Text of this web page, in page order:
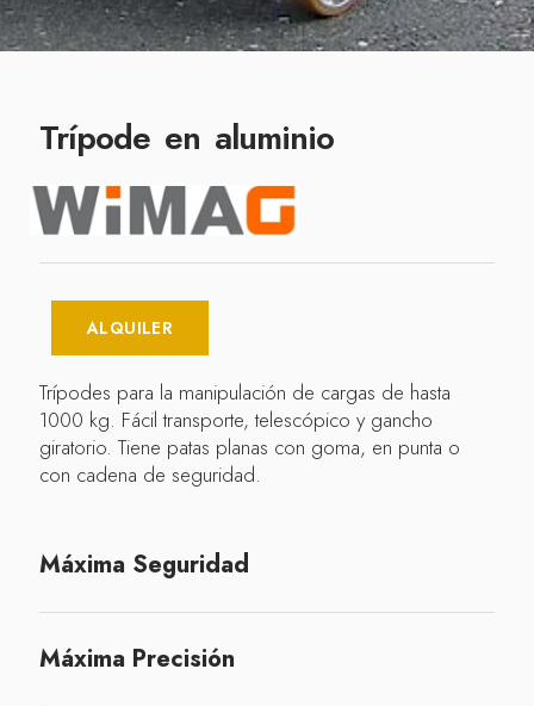
Trípode en aluminio
ALQUILER
Trípodes para la manipulación de cargas de hasta
1000 kg. Fácil transporte, telescópico y gancho
giratorio. Tiene patas planas con goma, en punta o
con cadena de seguridad.
Máxima Seguridad
Máxima Precisión